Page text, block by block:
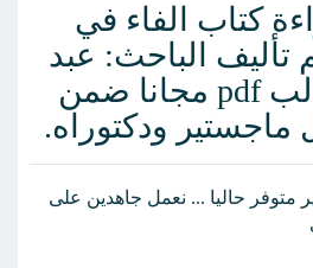
كتاب الفاء في
تأليف الباحث: عبد
الله حميد غالب pdf مجانا ضمن
ودكتوراه.
متوفر حاليا ... نعمل جاهدين على